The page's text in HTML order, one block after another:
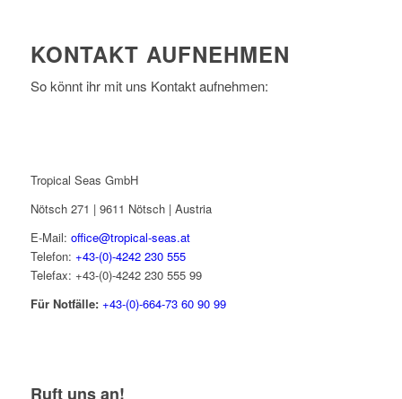
KONTAKT AUFNEHMEN
So könnt ihr mit uns Kontakt aufnehmen:
Tropical Seas GmbH
Nötsch 271 | 9611 Nötsch | Austria
E-Mail: office@tropical-seas.at
Telefon: +43-(0)-4242 230 555
Telefax: +43-(0)-4242 230 555 99
Für Notfälle: +43-(0)-664-73 60 90 99
Ruft uns an!